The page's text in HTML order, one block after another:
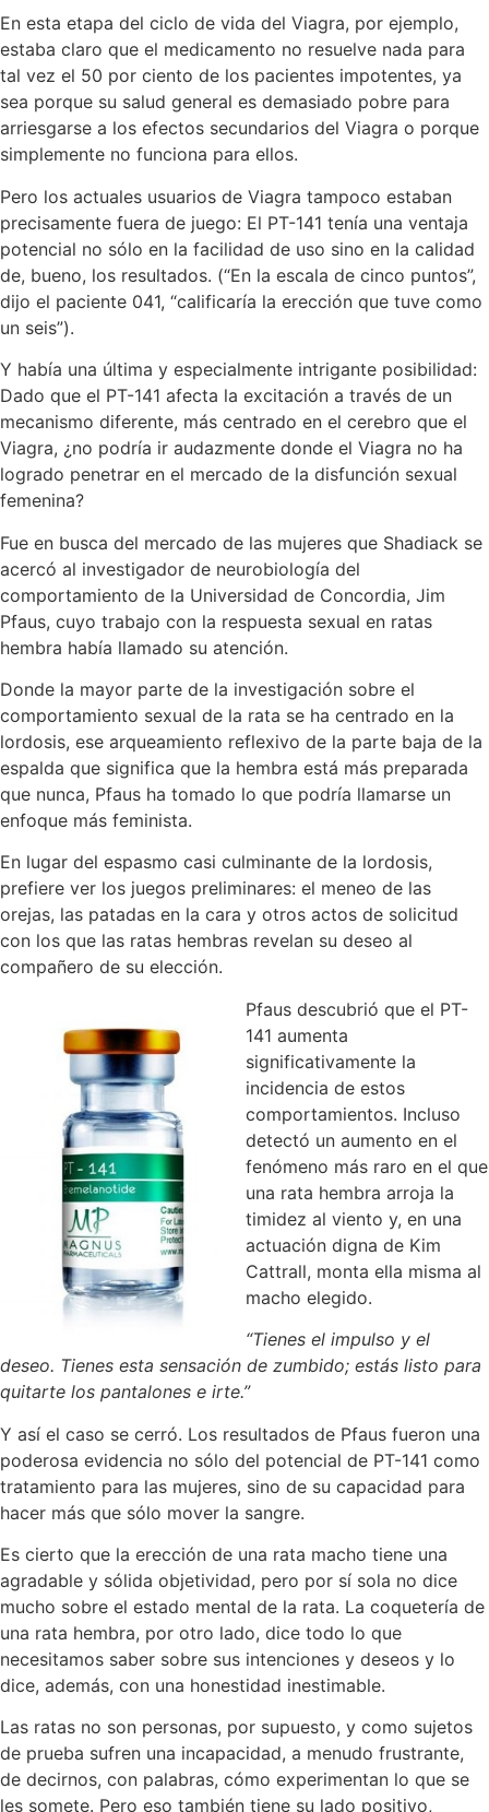
En esta etapa del ciclo de vida del Viagra, por ejemplo,
estaba claro que el medicamento no resuelve nada para
tal vez el 50 por ciento de los pacientes impotentes, ya
sea porque su salud general es demasiado pobre para
arriesgarse a los efectos secundarios del Viagra o porque
simplemente no funciona para ellos.
Pero los actuales usuarios de Viagra tampoco estaban
precisamente fuera de juego: El PT-141 tenía una ventaja
potencial no sólo en la facilidad de uso sino en la calidad
de, bueno, los resultados. (“En la escala de cinco puntos”,
dijo el paciente 041, “calificaría la erección que tuve como
un seis”).
Y había una última y especialmente intrigante posibilidad:
Dado que el PT-141 afecta la excitación a través de un
mecanismo diferente, más centrado en el cerebro que el
Viagra, ¿no podría ir audazmente donde el Viagra no ha
logrado penetrar en el mercado de la disfunción sexual
femenina?
Fue en busca del mercado de las mujeres que Shadiack se
acercó al investigador de neurobiología del
comportamiento de la Universidad de Concordia, Jim
Pfaus, cuyo trabajo con la respuesta sexual en ratas
hembra había llamado su atención.
Donde la mayor parte de la investigación sobre el
comportamiento sexual de la rata se ha centrado en la
lordosis, ese arqueamiento reflexivo de la parte baja de la
espalda que significa que la hembra está más preparada
que nunca, Pfaus ha tomado lo que podría llamarse un
enfoque más feminista.
En lugar del espasmo casi culminante de la lordosis,
prefiere ver los juegos preliminares: el meneo de las
orejas, las patadas en la cara y otros actos de solicitud
con los que las ratas hembras revelan su deseo al
compañero de su elección.
Pfaus descubrió que el PT-
141 aumenta
significativamente la
incidencia de estos
comportamientos. Incluso
detectó un aumento en el
fenómeno más raro en el que
una rata hembra arroja la
timidez al viento y, en una
actuación digna de Kim
Cattrall, monta ella misma al
macho elegido.
“Tienes el impulso y el
deseo. Tienes esta sensación de zumbido; estás listo para
quitarte los pantalones e irte.”
Y así el caso se cerró. Los resultados de Pfaus fueron una
poderosa evidencia no sólo del potencial de PT-141 como
tratamiento para las mujeres, sino de su capacidad para
hacer más que sólo mover la sangre.
Es cierto que la erección de una rata macho tiene una
agradable y sólida objetividad, pero por sí sola no dice
mucho sobre el estado mental de la rata. La coquetería de
una rata hembra, por otro lado, dice todo lo que
necesitamos saber sobre sus intenciones y deseos y lo
dice, además, con una honestidad inestimable.
Las ratas no son personas, por supuesto, y como sujetos
de prueba sufren una incapacidad, a menudo frustrante,
de decirnos, con palabras, cómo experimentan lo que se
les somete. Pero eso también tiene su lado positivo,